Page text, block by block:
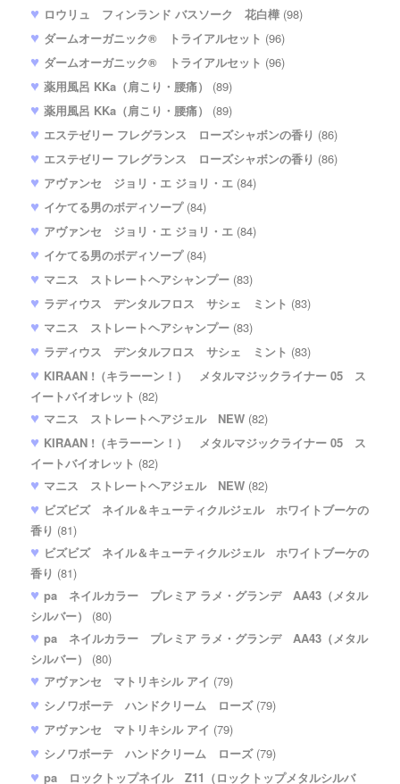
ロウリュ フィンランド バスソーク 花白樺 (98)
ダームオーガニック® トライアルセット (96)
ダームオーガニック® トライアルセット (96)
薬用風呂 KKa（肩こり・腰痛）
(89)
薬用風呂 KKa（肩こり・腰痛）
(89)
エステゼリー フレグランス ローズシャボンの香り (86)
エステゼリー フレグランス ローズシャボンの香り (86)
アヴァンセ ジョリ・エ ジョリ・エ (84)
イケてる男のボディソープ(84)
アヴァンセ ジョリ・エ ジョリ・エ (84)
イケてる男のボディソープ(84)
マニス ストレートヘアシャンプー (83)
ラディウス デンタルフロス サシェ ミント (83)
マニス ストレートヘアシャンプー (83)
ラディウス デンタルフロス サシェ ミント (83)
KIRAAN !（キラーーン！） メタルマジックライナー 05 ス
イートバイオレット (82)
マニス ストレートヘアジェル NEW (82)
KIRAAN !（キラーーン！） メタルマジックライナー 05 ス
イートバイオレット (82)
マニス ストレートヘアジェル NEW (82)
ビズビズ ネイル＆キューティクルジェル ホワイトブーケの
香り (81)
ビズビズ ネイル＆キューティクルジェル ホワイトブーケの
香り (81)
pa ネイルカラー プレミア ラメ・グランデ AA43（メタル
シルバー）
(80)
pa ネイルカラー プレミア ラメ・グランデ AA43（メタル
シルバー）
(80)
アヴァンセ マトリキシル アイ (79)
シノワボーテ ハンドクリーム ローズ(79)
アヴァンセ マトリキシル アイ (79)
シノワボーテ ハンドクリーム ローズ(79)
pa ロックトップネイル Z11（ロックトップメタルシルバ